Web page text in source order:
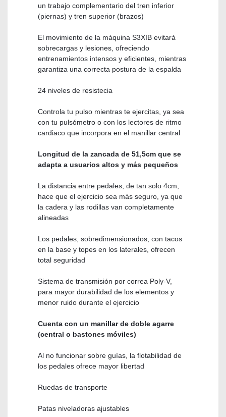
un trabajo complementario del tren inferior
(piernas) y tren superior (brazos)
El movimiento de la máquina S3XIB evitará
sobrecargas y lesiones, ofreciendo
entrenamientos intensos y eficientes, mientras
garantiza una correcta postura de la espalda
24 niveles de resistecia
Controla tu pulso mientras te ejercitas, ya sea
con tu pulsómetro o con los lectores de ritmo
cardiaco que incorpora en el manillar central
Longitud de la zancada de 51,5cm que se
adapta a usuarios altos y más pequeños
La distancia entre pedales, de tan solo 4cm,
hace que el ejercicio sea más seguro, ya que
la cadera y las rodillas van completamente
alineadas
Los pedales, sobredimensionados, con tacos
en la base y topes en los laterales, ofrecen
total seguridad
Sistema de transmisión por correa Poly-V,
para mayor durabilidad de los elementos y
menor ruido durante el ejercicio
Cuenta con un manillar de doble agarre
(central o bastones móviles)
Al no funcionar sobre guías, la flotabilidad de
los pedales ofrece mayor libertad
Ruedas de transporte
Patas niveladoras ajustables